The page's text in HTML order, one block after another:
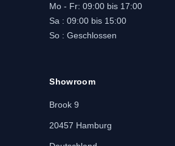
Mo - Fr: 09:00 bis 17:00
Sa : 09:00 bis 15:00
So : Geschlossen
Showroom
Brook 9
20457 Hamburg